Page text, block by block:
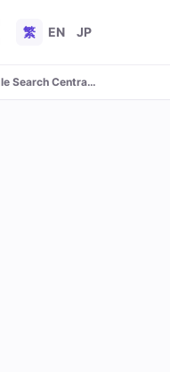
繁 EN JP
YUSIHK 近期參加 Google Search Central Live